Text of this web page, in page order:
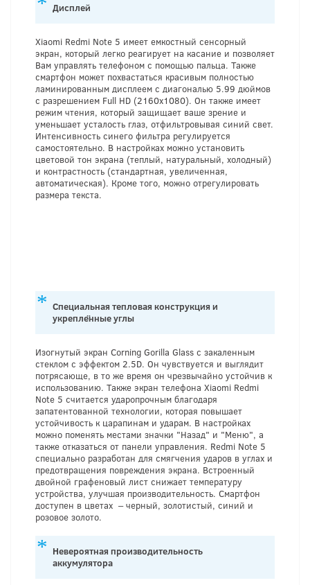
Дисплей
Xiaomi Redmi Note 5 имеет емкостный сенсорный
экран, который легко реагирует на касание и позволяет
Вам управлять телефоном с помощью пальца. Также
смартфон может похвастаться красивым полностью
ламинированным дисплеем с диагональю 5.99 дюймов
с разрешением Full HD (2160х1080). Он также имеет
режим чтения, который защищает ваше зрение и
уменьшает усталость глаз, отфильтровывая синий свет.
Интенсивность синего фильтра регулируется
самостоятельно. В настройках можно установить
цветовой тон экрана (теплый, натуральный, холодный)
и контрастность (стандартная, увеличенная,
автоматическая). Кроме того, можно отрегулировать
размера текста.
Специальная тепловая конструкция и
укреплённые углы
Изогнутый экран Corning Gorilla Glass с закаленным
стеклом с эффектом 2.5D. Он чувствуется и выглядит
потрясающе, в то же время он чрезвычайно устойчив к
использованию. Также экран телефона Xiaomi Redmi
Note 5 считается ударопрочным благодаря
запатентованной технологии, которая повышает
устойчивость к царапинам и ударам. В настройках
можно поменять местами значки "Назад" и "Меню", а
также отказаться от панели управления. Redmi Note 5
специально разработан для смягчения ударов в углах и
предотвращения повреждения экрана. Встроенный
двойной графеновый лист снижает температуру
устройства, улучшая производительность. Смартфон
доступен в цветах – черный, золотистый, синий и
розовое золото.
Невероятная производительность
аккумулятора